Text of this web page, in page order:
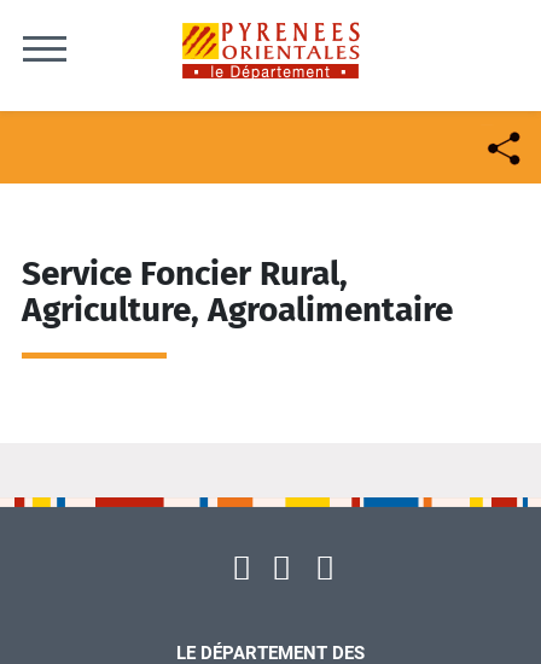
Service Foncier Rural,
Agriculture, Agroalimentaire
LE DÉPARTEMENT DES